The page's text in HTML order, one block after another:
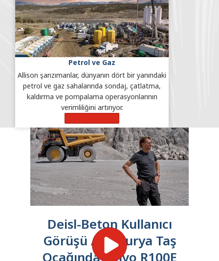
Petrol ve Gaz
Allison şanzımanlar, dünyanın dört bir yanındaki
petrol ve gaz sahalarında sondaj, çatlatma,
kaldırma ve pompalama operasyonlarının
verimliliğini artırıyor.
Deisl-Beton Kullanıcı
Görüşü Avusturya Taş
Ocağında Volvo R100E